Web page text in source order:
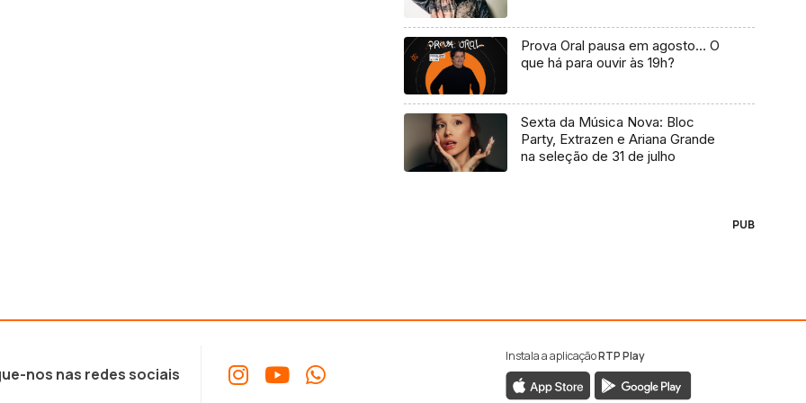
Prova Oral pausa em agosto… O
que há para ouvir às 19h?
Sexta da Música Nova: Bloc
Party, Extrazen e Ariana Grande
na seleção de 31 de julho
PUB
nos nas redes sociais
Instala a aplicaçãoRTP Play